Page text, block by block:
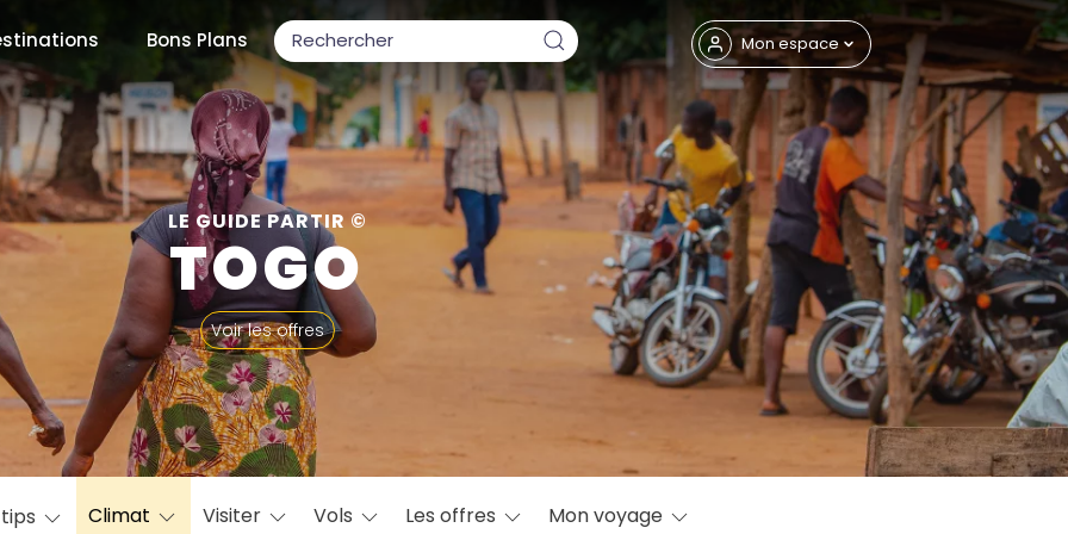
Bons Plans Mon espace
LE GUIDE PARTIR ©
TOGO
Voir les offres
Climat Visiter Vols Les offres Mon voyage
Fermer
populaires
mois
Février Mars Avril Mai Juin
Septembre
Novembre Décembre